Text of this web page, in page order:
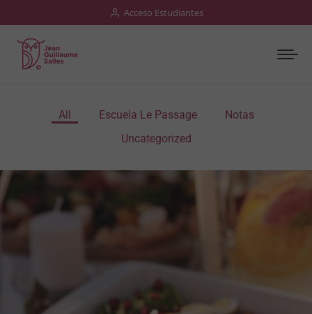
Acceso Estudiantes
All Escuela Le Passage
Notas
Uncategorized